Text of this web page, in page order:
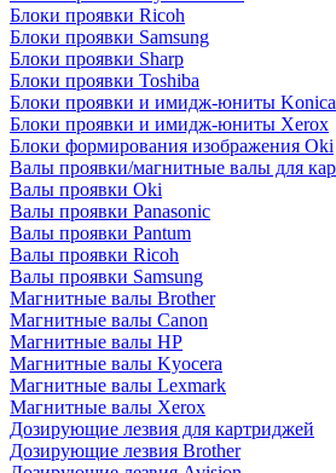
Блоки проявки Ricoh
Блоки проявки Samsung
Блоки проявки Sharp
Блоки проявки Toshiba
Блоки проявки и имидж-юниты
Блоки проявки и имидж-юниты Xerox
Блоки формирования изображения Oki
Валы проявки/магнитные валы для
Валы проявки Oki
Валы проявки Panasonic
Валы проявки Pantum
Валы проявки Ricoh
Валы проявки Samsung
Магнитные валы Brother
Магнитные валы Canon
Магнитные валы HP
Магнитные валы Kyocera
Магнитные валы Lexmark
Магнитные валы Xerox
Дозирующие лезвия для картриджей
Дозирующие лезвия Brother